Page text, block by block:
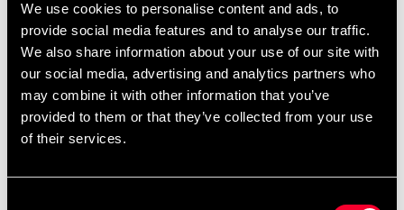
We use cookies to personalise content and ads, to
provide social media features and to analyse our traffic.
We also share information about your use of our site with
our social media, advertising and analytics partners who
may combine it with other information that you’ve
provided to them or that they’ve collected from your use
of their services.
som gör det extra bekvämt för hållaren.
- PU-material
- Mjukt slitstarkt polyesterfoder
- Anti-fukt
- Climacool Technology
- EVA-skum för optimal stötdämpning